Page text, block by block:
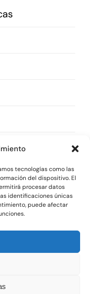
tecnologías como las
del dispositivo. El
procesar datos
identificaciones únicas
puede afectar
• Powered by
74 69